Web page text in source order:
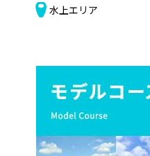
水上エリア